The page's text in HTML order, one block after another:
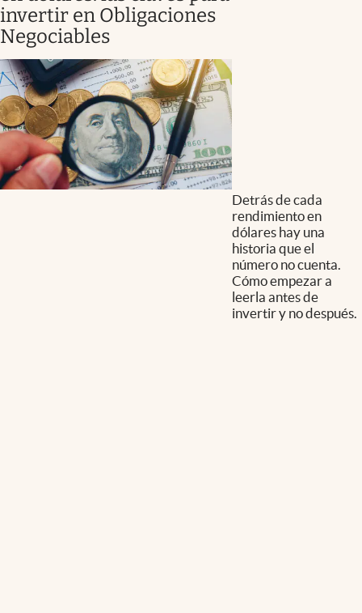
invertir en Obligaciones
Negociables
Detrás de cada
rendimiento en
dólares hay una
historia que el
número no cuenta.
Cómo empezar a
leerla antes de
invertir y no después.